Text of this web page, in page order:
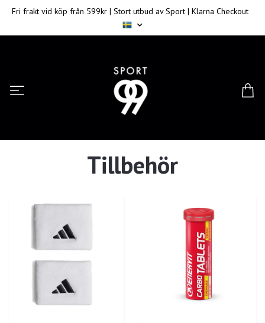
Fri frakt vid köp från 599kr | Stort utbud av Sport | Klarna Checkout
Tillbehör